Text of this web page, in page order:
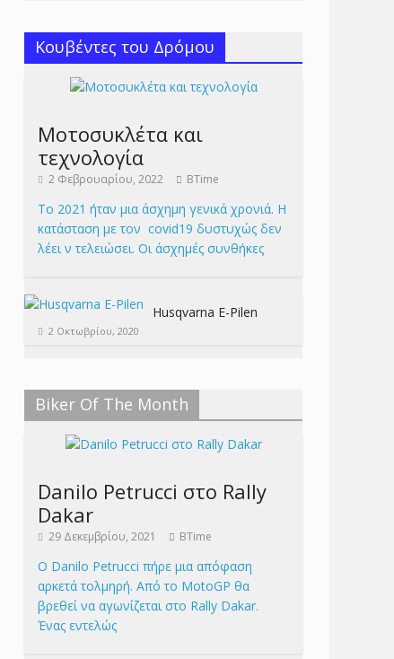
Κουβέντες του Δρόμου
Μοτοσυκλέτα και
τεχνολογία
2 Φεβρουαρίου, 2022 BTime
Το 2021 ήταν μια άσχημη γενικά χρονιά. Η
κατάσταση με τον covid19 δυστυχώς δεν
λέει ν τελειώσει. Οι άσχημές συνθήκες
Husqvarna E-Pilen
2 Οκτωβρίου, 2020
Biker Of The Month
Danilo Petrucci στο Rally
Dakar
29 Δεκεμβρίου, 2021 BTime
Ο Danilo Petrucci πήρε μια απόφαση
αρκετά τολμηρή. Από το MotoGP θα
βρεθεί να αγωνίζεται στο Rally Dakar.
Ένας εντελώς